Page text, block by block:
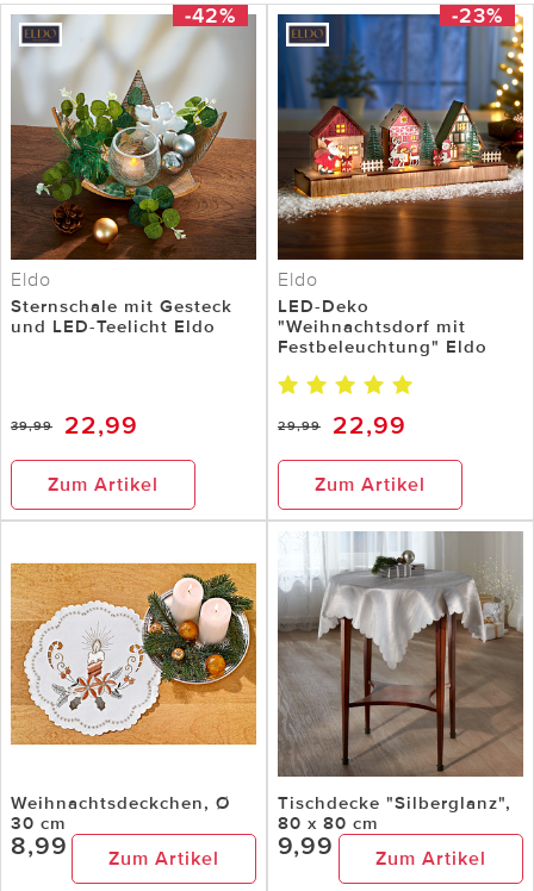
-42%
Eldo
Sternschale mit Gesteck
und LED-Teelicht Eldo
39,99 22,99
Zum Artikel
-23%
Eldo
LED-Deko
"Weihnachtsdorf mit
Festbeleuchtung" Eldo
29,99 22,99
Zum Artikel
Weihnachtsdeckchen, Ø
30 cm
8,99 Zum Artikel
Tischdecke "Silberglanz",
80 x 80 cm
9,99 Zum Artikel